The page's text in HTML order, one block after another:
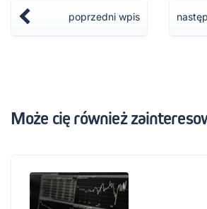
poprzedni wpis
Może cię również